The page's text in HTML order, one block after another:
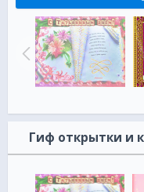
Гиф открытки и